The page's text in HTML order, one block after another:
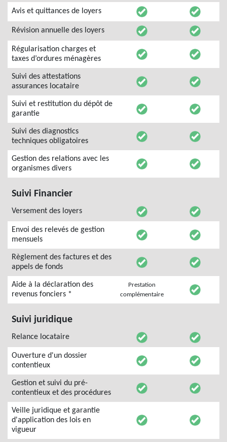
Avis et quittances de loyers
Révision annuelle des loyers
Régularisation charges et
taxes d’ordures ménagères
Suivi des attestations
assurances locataire
Suivi et restitution du dépôt de
garantie
Suivi des diagnostics
techniques obligatoires
Gestion des relations avec les
organismes divers
Suivi Financier
Versement des loyers
Envoi des relevés de gestion
mensuels
Règlement des factures et des
appels de fonds
Aide à la déclaration des
revenus fonciers *
Prestation
complémentaire
Suivi juridique
Relance locataire
Ouverture d'un dossier
contentieux
Gestion et suivi du pré-
contentieux et des procédures
Veille juridique et garantie
d'application des lois en
vigueur